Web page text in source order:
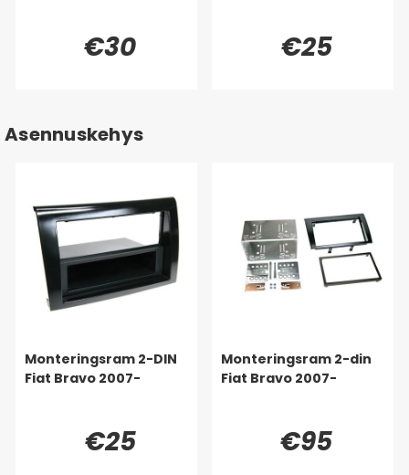
€30 €25
Asennuskehys
Monteringsram 2-DIN
Fiat Bravo 2007-
€25
Monteringsram 2-din
Fiat Bravo 2007-
€95